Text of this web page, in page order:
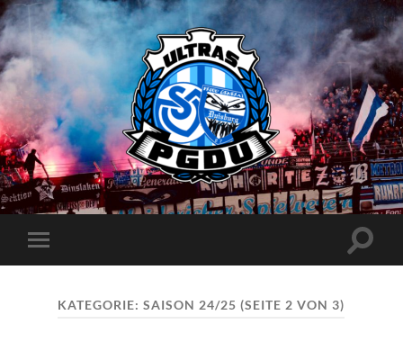
Proud
Generation
Duisburg
Mobile-
Menü
KATEGORIE:SAISON 24/25 (SEITE 2 VON 3)